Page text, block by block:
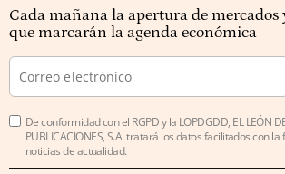
Cada mañana la apertura de mercados
que marcarán la agenda económica
De conformidad con el RGPD y la LOPDGDD, EL LEÓN
PUBLICACIONES, S.A. tratará los datos facilitados con
noticias de actualidad.